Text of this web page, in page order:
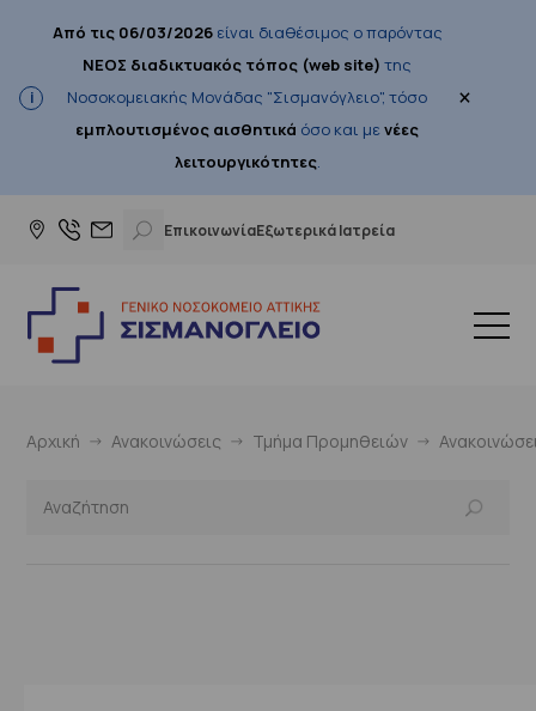
Από τις 06/03/2026είναι διαθέσιμος ο παρόντας
ΝΕΟΣ διαδικτυακός τόπος (web site) της
Νοσοκομειακής Μονάδας "Σισμανόγλειο", τόσο
εμπλουτισμένος αισθητικά όσο και μενέες
λειτουργικότητες.
×
ΕπικοινωνίαΕξωτερικά Ιατρεία
Αρχική Ανακοινώσεις Τμήμα Προμηθειών